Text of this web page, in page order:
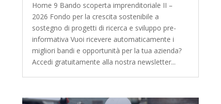
Home 9 Bando scoperta imprenditoriale II –
2026 Fondo per la crescita sostenibile a
sostegno di progetti di ricerca e sviluppo pre-
informativa Vuoi ricevere automaticamente i
migliori bandi e opportunità per la tua azienda?
Accedi gratuitamente alla nostra newsletter...